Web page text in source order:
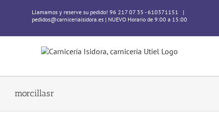
Llamamos y reserve su pedido! 96 217 07 35 - 610371151
|
pedidos@carniceriaisidora.es | NUEVO Horario de 9:00 a 15:00
morcillasr